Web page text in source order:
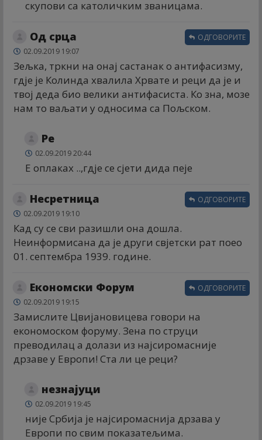
скупови са католичким званицама.
Од срца
02.09.2019 19:07
Зељка, тркни на онај састанак о антифасизму,
гдје је Колинда хвалила Хрвате и реци да је и
твој деда био велики антифасиста. Ко зна, мозе
нам то ваљати у односима са Пољском.
ОДГОВОРИТЕ
Ре
02.09.2019 20:44
Е оплаках ..,гдје се сјети дида пеје
Несретница
02.09.2019 19:10
Кад су се сви разишли она дошла.
Неинформисана да је други свјетски рат поео
01. септембра 1939. године.
ОДГОВОРИТЕ
Економски Форум
02.09.2019 19:15
Замислите Цвијановицева говори на
економоском форуму. Зена по струци
преводилац а долази из најсиромасније
дрзаве у Европи! Ста ли це реци?
ОДГОВОРИТЕ
незнајуци
02.09.2019 19:45
није Србија је најсиромаснија дрзава у
Европи по свим показатељима.